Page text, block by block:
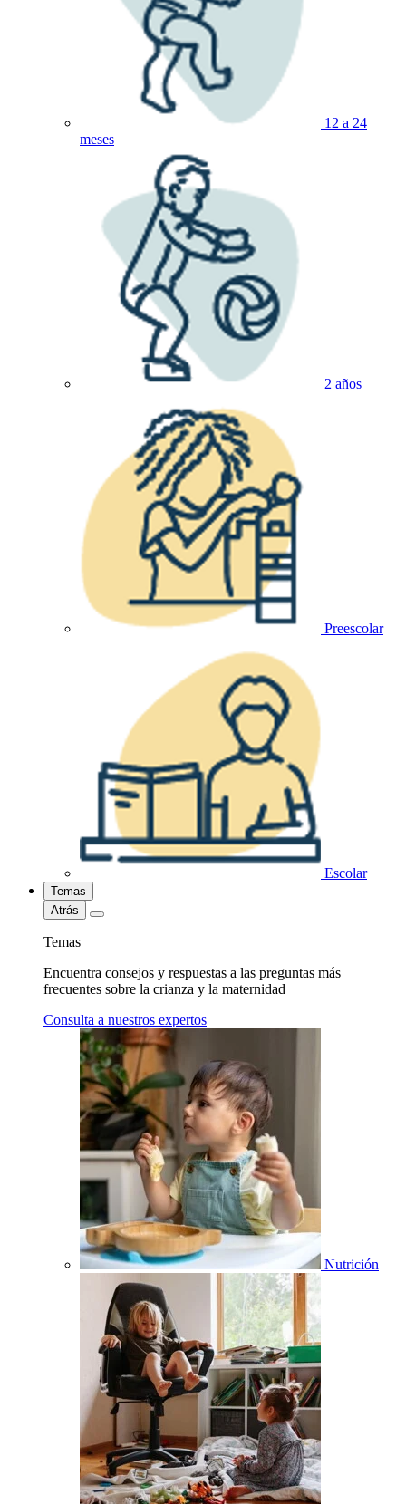
12 a 24
meses
2 años
Preescolar
Escolar
Temas
Atrás
Temas
Encuentra consejos y respuestas a las preguntas más
frecuentes sobre la crianza y la maternidad
Consulta a nuestros expertos
Nutrición